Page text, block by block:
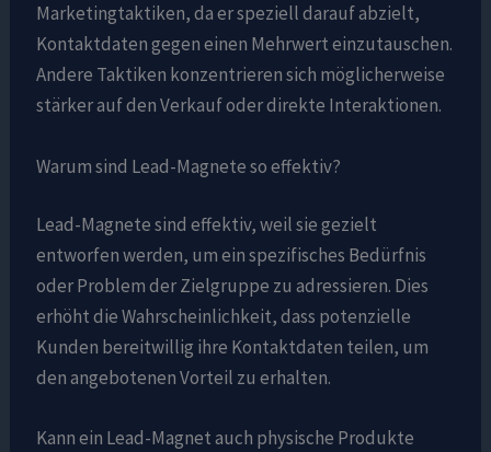
Marketingtaktiken, da er speziell darauf abzielt,
Kontaktdaten gegen einen Mehrwert einzutauschen.
Andere Taktiken konzentrieren sich möglicherweise
stärker auf den Verkauf oder direkte Interaktionen.
Warum sind Lead-Magnete so effektiv?
Lead-Magnete sind effektiv, weil sie gezielt
entworfen werden, um ein spezifisches Bedürfnis
oder Problem der Zielgruppe zu adressieren. Dies
erhöht die Wahrscheinlichkeit, dass potenzielle
Kunden bereitwillig ihre Kontaktdaten teilen, um
den angebotenen Vorteil zu erhalten.
Kann ein Lead-Magnet auch physische Produkte